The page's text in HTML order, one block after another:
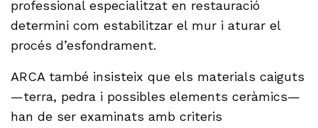
professional especialitzat en restauració
determini com estabilitzar el mur i aturar el
procés d’esfondrament.
ARCA també insisteix que els materials caiguts
—terra, pedra i possibles elements ceràmics—
han de ser examinats amb criteris